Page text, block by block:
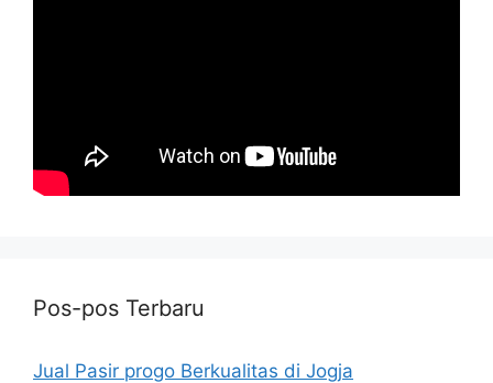
Pos-pos Terbaru
Jual Pasir progo Berkualitas di Jogja